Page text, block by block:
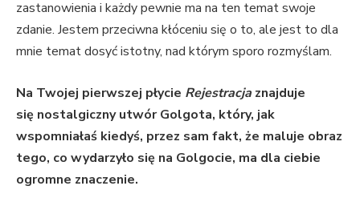
zastanowienia i każdy pewnie ma na ten temat swoje
zdanie. Jestem przeciwna kłóceniu się o to, ale jest to dla
mnie temat dosyć istotny, nad którym sporo rozmyślam.
Na Twojej pierwszej płycie Rejestracja znajduje
się nostalgiczny utwór Golgota, który, jak
wspomniałaś kiedyś, przez sam fakt, że maluje obraz
tego, co wydarzyło się na Golgocie, ma dla ciebie
ogromne znaczenie.